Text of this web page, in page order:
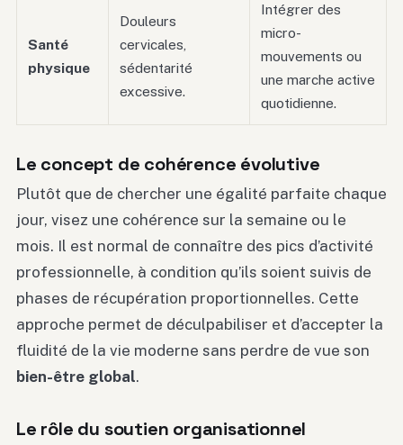
Santé
physique
Douleurs
cervicales,
sédentarité
excessive.
Intégrer des
micro-
mouvements ou
une marche active
quotidienne.
Le concept de cohérence évolutive
Plutôt que de chercher une égalité parfaite chaque
jour, visez une cohérence sur la semaine ou le
mois. Il est normal de connaître des pics d’activité
professionnelle, à condition qu’ils soient suivis de
phases de récupération proportionnelles. Cette
approche permet de déculpabiliser et d’accepter la
fluidité de la vie moderne sans perdre de vue son
bien-être global.
Le rôle du soutien organisationnel